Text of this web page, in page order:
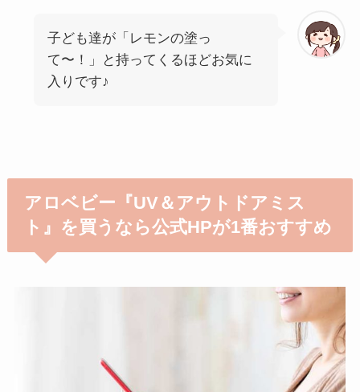
子ども達が「レモンの塗っ
て〜！」と持ってくるほどお気に
入りです♪
アロベビー『UV＆アウトドアミス
ト』を買うなら公式HPが1番おすすめ